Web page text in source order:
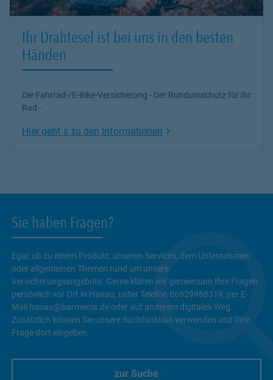
Ihr Drahtesel ist bei uns in den besten
Händen
Die Fahrrad-/E-Bike-Versicherung - Der Rundumschutz für Ihr
Rad -
Hier geht´s zu den Informationen Link Opens in New Tab
Sie haben Fragen?
Egal, ob zu einem Produkt, unseren Services, dem Unternehmen
oder allgemeinen Themen rund um unsere
Versicherungsangebote. Gerne klären wir gemeinsam Ihre Fragen
persönlich vor Ort in Hanau, unter Telefon 06929988319, per E-
Mail hanau@barmenia.de oder auf anderem digitalen Weg.
Zusätzlich können Sie unsere Suchfunktion verwenden und Ihre
Frage dort eingeben.
zur Suche